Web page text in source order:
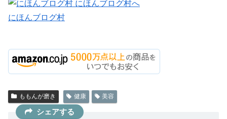
にほんブログ村
ももんが磨き 健康 美容
シェアする